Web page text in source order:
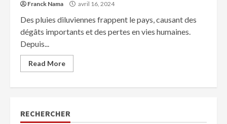
Franck Nama avril 16, 2024
Des pluies diluviennes frappent le pays, causant des
dégâts importants et des pertes en vies humaines.
Depuis...
Read More
RECHERCHER